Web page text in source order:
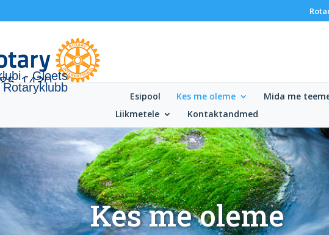
- Gloets
Rotaryklubb
Esipool Kes me oleme Mida me
Liikmetele
Kontaktandmed
Kes me oleme